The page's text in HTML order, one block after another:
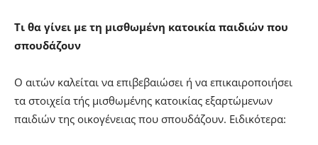
Τι θα γίνει με τη μισθωμένη κατοικία παιδιών που
σπουδάζουν
Ο αιτών καλείται να επιβεβαιώσει ή να επικαιροποιήσει
τα στοιχεία τής μισθωμένης κατοικίας εξαρτώμενων
παιδιών της οικογένειας που σπουδάζουν. Ειδικότερα: